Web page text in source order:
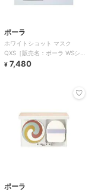
ポーラ
ホワイトショット マスク
QXS［販売名：ポーラ WSシー
トマスクQXS］［医薬
¥ 7,480
ポーラ